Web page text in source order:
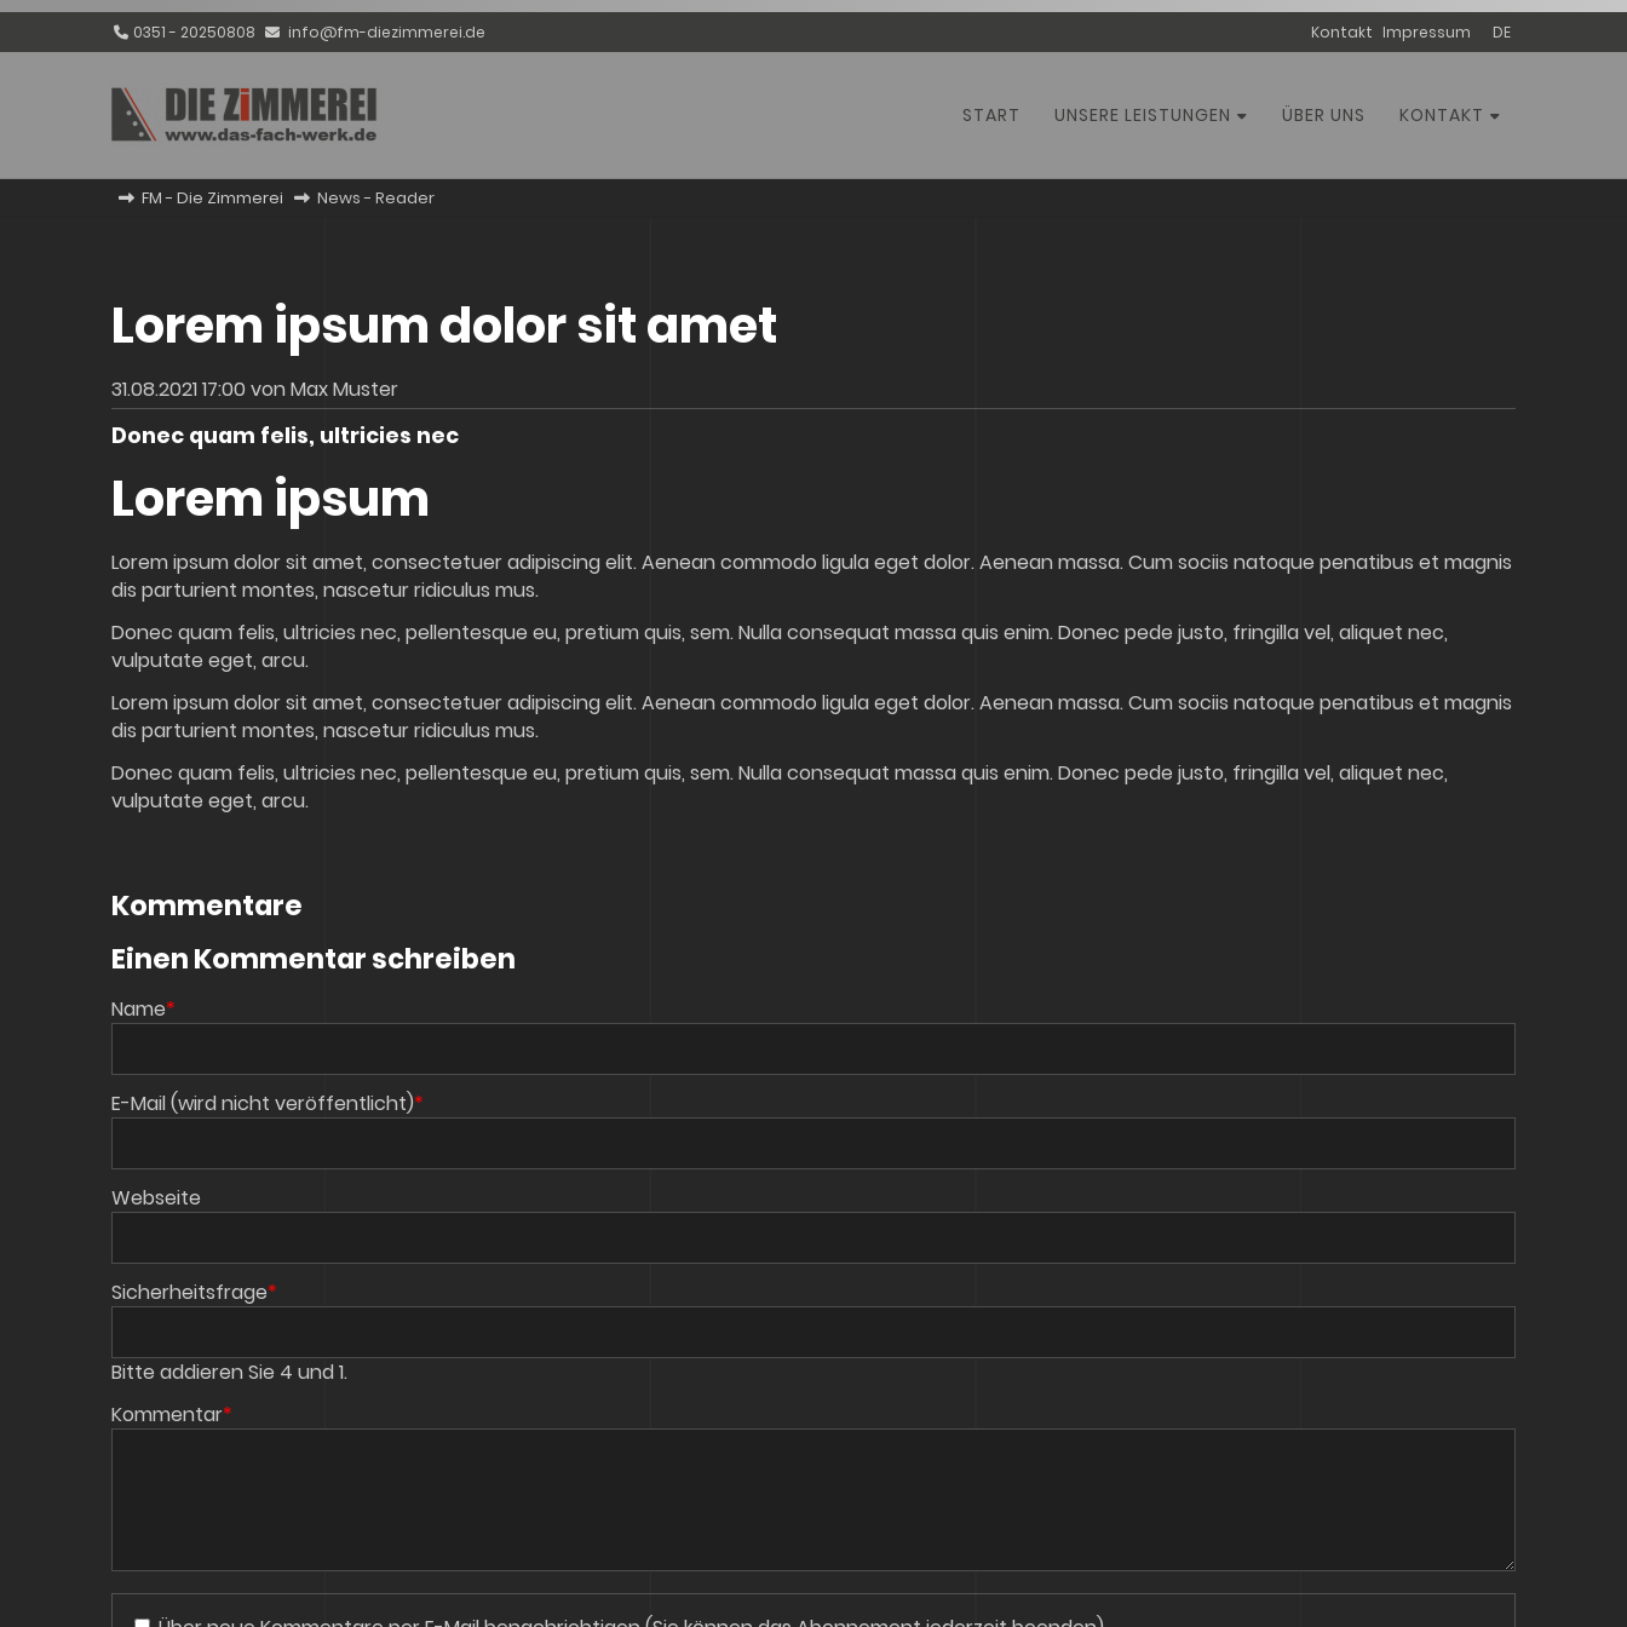
0351 - 20250808 info@fm-diezimmerei.de
Navigation
überspringen
Kontakt Impressum DE
Navigation
START UNSERE LEISTUNGEN ÜBER UNS KONTAKT
FM - Die Zimmerei News - Reader
Lorem ipsum dolor sit amet
31.08.2021 17:00 von Max Muster
Donec quam felis, ultricies nec
Lorem ipsum
Lorem ipsum dolor sit amet, consectetuer adipiscing elit. Aenean commodo ligula eget dolor. Aenean massa. Cum sociis natoque penatibus et magnis
dis parturient montes, nascetur ridiculus mus.
Donec quam felis, ultricies nec, pellentesque eu, pretium quis, sem. Nulla consequat massa quis enim. Donec pede justo, fringilla vel, aliquet nec,
vulputate eget, arcu.
Lorem ipsum dolor sit amet, consectetuer adipiscing elit. Aenean commodo ligula eget dolor. Aenean massa. Cum sociis natoque penatibus et magnis
dis parturient montes, nascetur ridiculus mus.
Donec quam felis, ultricies nec, pellentesque eu, pretium quis, sem. Nulla consequat massa quis enim. Donec pede justo, fringilla vel, aliquet nec,
vulputate eget, arcu.
Kommentare
Einen Kommentar schreiben
Pflichtfeld
Name*
Pflichtfeld
E-Mail (wird nicht veröffentlicht)*
Webseite
Pflichtfeld
Sicherheitsfrage*
Bitte addieren Sie 4 und 1.
Pflichtfeld
Kommentar*